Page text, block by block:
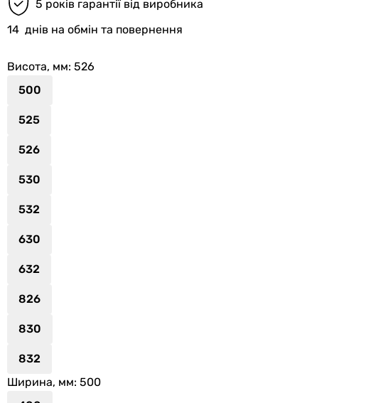
5 років гарантії від виробника
14 днів на обмін та повернення
Висота, мм: 526
500
525
526
530
532
630
632
826
830
832
Ширина, мм: 500